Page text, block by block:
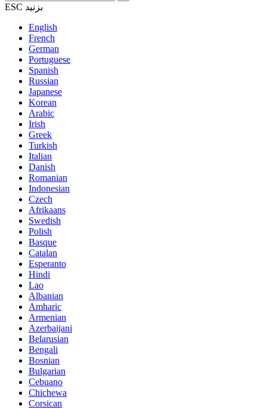
ESC بزنید
English
French
German
Portuguese
Spanish
Russian
Japanese
Korean
Arabic
Irish
Greek
Turkish
Italian
Danish
Romanian
Indonesian
Czech
Afrikaans
Swedish
Polish
Basque
Catalan
Esperanto
Hindi
Lao
Albanian
Amharic
Armenian
Azerbaijani
Belarusian
Bengali
Bosnian
Bulgarian
Cebuano
Chichewa
Corsican